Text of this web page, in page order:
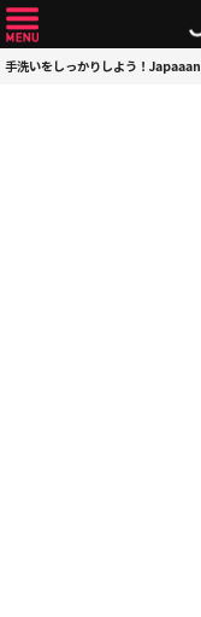
手洗いをしっかりしよう！Japaaan